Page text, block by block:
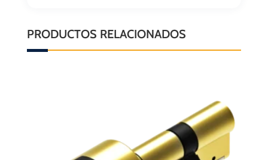
PRODUCTOS RELACIONADOS